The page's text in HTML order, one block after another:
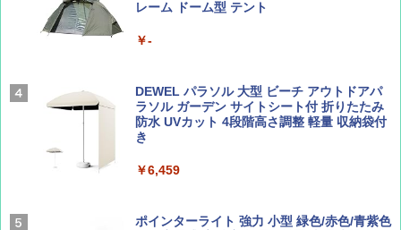
Coyote No.89 特集 星野道夫 夢見る旅
￥1,540
AIRLINE（エアライン）2026年9月号【特
集】ボーイング110周年を祝して！
￥1,760
A26 地球の歩き方 チェコ ポーランド スロヴ
パ
新しい日本地理 地図・統計・移動から読み
解く (講談社現代新書)
￥1,540
広げるだけ パッとサッとテント ブラックコ
ーティング フルクローズ メッシュ 3-4人用
簡単設置 ポップアップテント エクルベージ
ュ(BC仕様) PATC-150B(EB)
￥9,990
[キャンパーズコレクション 山善] 傘みたいに
レーム ドーム型 テント
￥-
DEWEL パラソル 大型 ビーチ アウトドアパ
ラソル ガーデン サイトシート付 折りたたみ
防水 UVカット 4段階高さ調整 軽量 収納袋付
き
￥6,459
ポインターライト 強力 小型 緑色/赤色/青紫色